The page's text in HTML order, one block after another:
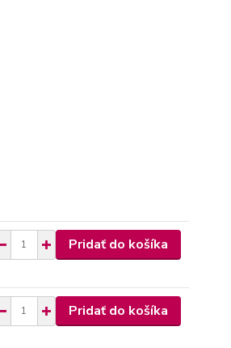
Pridať do košíka
Pridať do košíka